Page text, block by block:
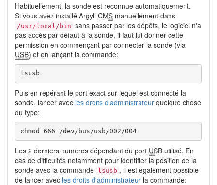
Habituellement, la sonde est reconnue automatiquement.
Si vous avez installé Argyll CMS manuellement dans
/usr/local/bin sans passer par les dépôts, le logiciel n'a
pas accès par défaut à la sonde, il faut lui donner cette
permission en commençant par connecter la sonde (via
USB) et en lançant la commande:
lsusb
Puis en repérant le port exact sur lequel est connecté la
sonde, lancer avec les droits d'administrateur quelque chose
du type:
chmod 666 /dev/bus/usb/002/004
Les 2 derniers numéros dépendant du port USB utilisé. En
cas de difficultés notamment pour identifier la position de la
sonde avec la commande
lsusb , il est également possible
de lancer avec les droits d'administrateur la commande: